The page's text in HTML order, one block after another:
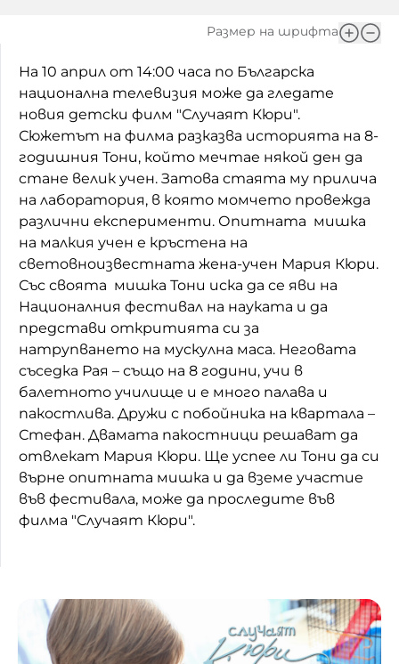
Златната ябълка
Непознатите думи
Като Айнщайн
Домашен любимец
Питаме Ви
До ре ми
Размер на шрифта
На 10 април от 14:00 часа по Българска
национална телевизия може да гледате
новия детски филм "Случаят Кюри".
Сюжетът на филма разказва историята на 8-
годишния Тони, който мечтае някой ден да
стане велик учен. Затова стаята му прилича
на лаборатория, в която момчето провежда
различни експерименти. Опитната мишка
на малкия учен е кръстена на
световноизвестната жена-учен Мария Кюри.
Със своята мишка Тони иска да се яви на
Националния фестивал на науката и да
представи откритията си за
натрупването на мускулна маса. Неговата
съседка Рая – също на 8 години, учи в
балетното училище и е много палава и
пакостлива. Дружи с побойника на квартала –
Стефан. Двамата пакостници решават да
отвлекат Мария Кюри. Ще успее ли Тони да си
върне опитната мишка и да вземе участие
във фестивала, може да проследите във
филма "Случаят Кюри".